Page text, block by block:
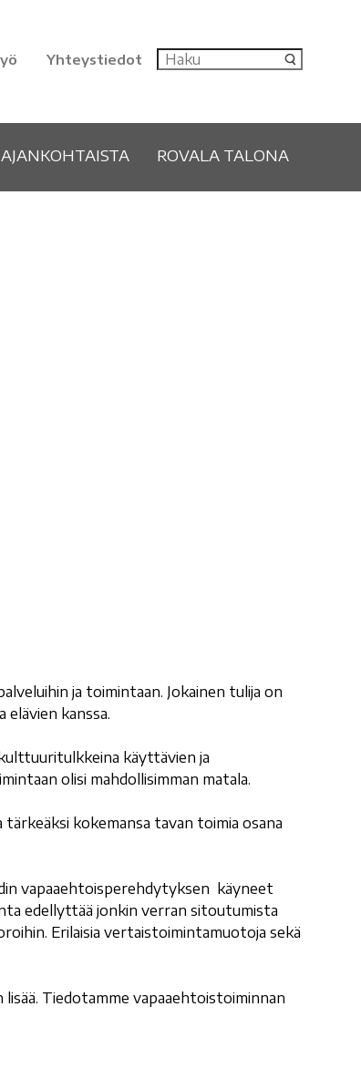
Yhteystiedot
AJANKOHTAISTA ROVALA TALONA
ja toimintaan. Jokainen tulija on
elävien kanssa.
käyttävien ja
olisi mahdollisimman matala.
kokemansa tavan toimia osana
vapaaehtoisperehdytyksen käyneet
edellyttää jonkin verran sitoutumista
Erilaisia vertaistoimintamuotoja sekä
Tiedotamme vapaaehtoistoiminnan